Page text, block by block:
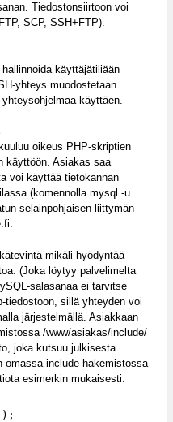
Tiedostonsiirtoon voi
SCP, SSH+FTP).
käyttäjätiliään
yhteys muodostetaan
käyttäen.
oikeus PHP-skriptien
käyttöön. Asiakas saa
voi käyttää tietokannan
(komennolla mysql -u
selainpohjaisen liittymän
mikäli hyödyntää
(Joka löytyy palvelimelta
salasanaa ei tarvitse
tiedostoon, sillä yhteyden voi
järjestelmällä. Asiakkaan
/www/asiakas/include/
joka kutsuu julkisesta
omassa include-hakemistossa
esimerkin mukaisesti: